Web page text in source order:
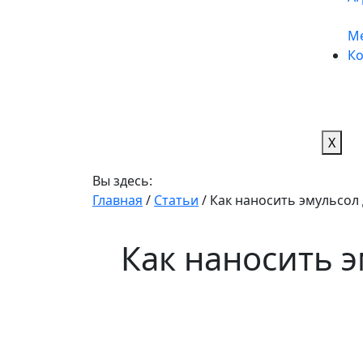
X
Вы здесь:
Главная / Статьи / Как наносить
Как наносить